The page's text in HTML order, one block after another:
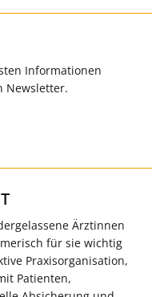
Informationen
Newsletter.
Ärztinnen
für sie wichtig
Praxisorganisation,
Patienten,